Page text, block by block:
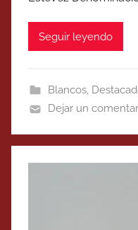
Seguir leyendo
Blancos,
Dejar un